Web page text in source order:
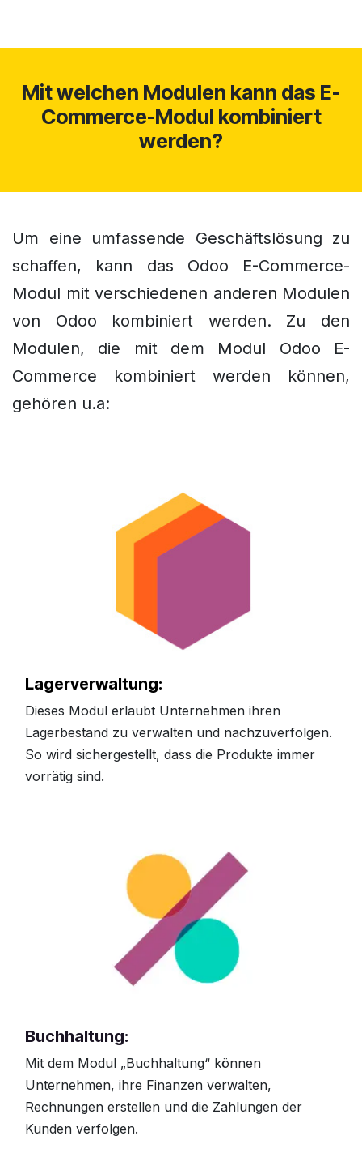
Mit welchen Modulen kann das E-
Commerce-Modul kombiniert
werden?
Um eine umfassende Geschäftslösung zu
schaffen, kann das Odoo E-Commerce-
Modul mit verschiedenen anderen Modulen
von Odoo kombiniert werden. Zu den
Modulen, die mit dem Modul Odoo E-
Commerce kombiniert werden können,
gehören u.a:
Lagerverwaltung:
Dieses Modul erlaubt Unternehmen ihren
Lagerbestand zu verwalten und nachzuverfolgen.
So wird sichergestellt, dass die Produkte immer
vorrätig sind.
Buchhaltung:
Mit dem Modul „Buchhaltung“ können
Unternehmen, ihre Finanzen verwalten,
Rechnungen erstellen und die Zahlungen der
Kunden verfolgen.